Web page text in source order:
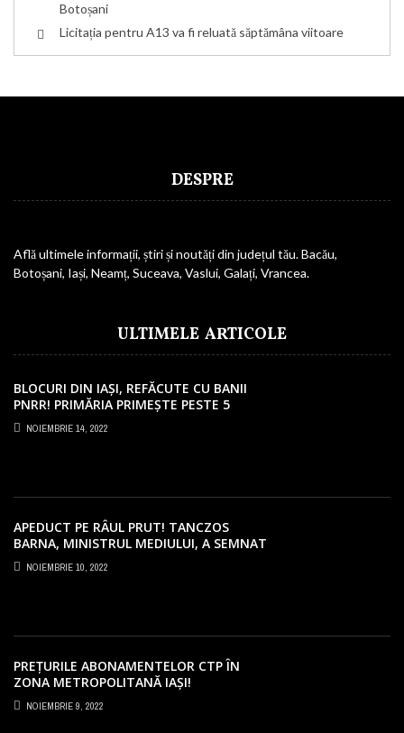
Botoșani
Licitația pentru A13 va fi reluată săptămâna viitoare
DESPRE
Află ultimele informații, știri și noutăți din județul tău. Bacău,
Botoșani, Iași, Neamț, Suceava, Vaslui, Galați, Vrancea.
ULTIMELE ARTICOLE
BLOCURI DIN IAȘI, REFĂCUTE CU BANII
PNRR! PRIMĂRIA PRIMEȘTE PESTE 5
MILIOANE EURO
NOIEMBRIE 14, 2022
APEDUCT PE RÂUL PRUT! TANCZOS
BARNA, MINISTRUL MEDIULUI, A SEMNAT
PROIECTUL LA IAȘI!
NOIEMBRIE 10, 2022
PREȚURILE ABONAMENTELOR CTP ÎN
ZONA METROPOLITANĂ IAȘI!
NEMULȚUMIRI PENTRU SUMELE URIAȘE
CERUTE PE BILETE
NOIEMBRIE 9, 2022